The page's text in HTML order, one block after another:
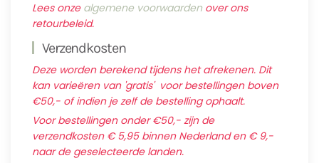
Lees onze algemene voorwaarden over ons
retourbeleid.
Verzendkosten
Deze worden berekend tijdens het afrekenen. Dit
kan varieëren van 'gratis' voor bestellingen boven
€50,- of indien je zelf de bestelling ophaalt.
Voor bestellingen onder €50,- zijn de
verzendkosten € 5,95 binnen Nederland en € 9,-
naar de geselecteerde landen.